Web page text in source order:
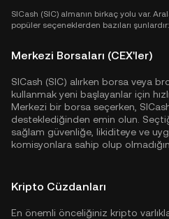
SICash (SIC) almanın birkaç yolu var.
popüler seçeneklerden bazıları şunlardır:
Merkezi Borsaları (CEX'ler)
SICash (SIC) alırken borsa veya
kullanmak yeni başlayanlar için
Merkezi bir borsa seçerken,
desteklediğinden emin olun.
sağlam güvenliğe, likiditeye ve
komisyonlara sahip olup
Kripto Cüzdanları
En önemli önceliğiniz kripto